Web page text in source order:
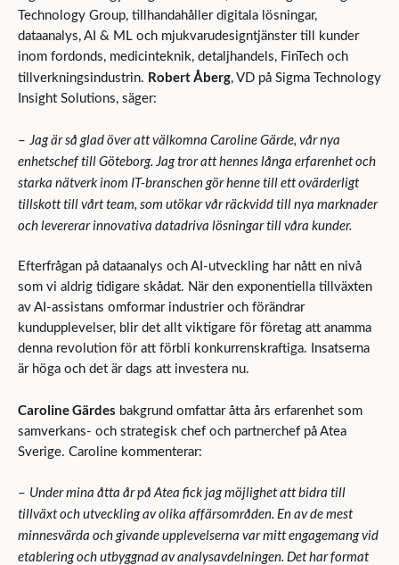
Technology Group, tillhandahåller digitala lösningar,
dataanalys, AI & ML och mjukvarudesigntjänster till kunder
inom fordonds, medicinteknik, detaljhandels, FinTech och
tillverkningsindustrin. Robert Åberg, VD på Sigma Technology
Insight Solutions, säger:
– Jag är så glad över att välkomna Caroline Gärde, vår nya
enhetschef till Göteborg. Jag tror att hennes långa erfarenhet och
starka nätverk inom IT-branschen gör henne till ett ovärderligt
tillskott till vårt team, som utökar vår räckvidd till nya marknader
och levererar innovativa datadriva lösningar till våra kunder.
Efterfrågan på dataanalys och AI-utveckling har nått en nivå
som vi aldrig tidigare skådat. När den exponentiella tillväxten
av AI-assistans omformar industrier och förändrar
kundupplevelser, blir det allt viktigare för företag att anamma
denna revolution för att förbli konkurrenskraftiga. Insatserna
är höga och det är dags att investera nu.
Caroline Gärdes bakgrund omfattar åtta års erfarenhet som
samverkans- och strategisk chef och partnerchef på Atea
Sverige. Caroline kommenterar:
– Under mina åtta år på Atea fick jag möjlighet att bidra till
tillväxt och utveckling av olika affärsområden. En av de mest
minnesvärda och givande upplevelserna var mitt engagemang vid
etablering och utbyggnad av analysavdelningen. Det har format